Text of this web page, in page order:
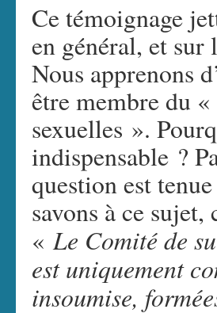
Ce témoignage
en général, et
Nous apprenons
être membre du
sexuelles ».
indispensable ?
question est
savons à ce
«Le Comité de
est uniquement
insoumise,